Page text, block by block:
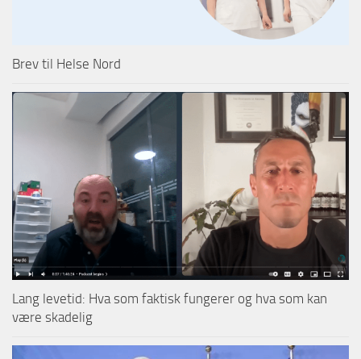
Brev til Helse Nord
Lang levetid: Hva som faktisk fungerer og hva som kan
være skadelig